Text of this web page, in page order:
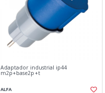
Adaptador industrial ip44
m2p+base2p+t
ALFA